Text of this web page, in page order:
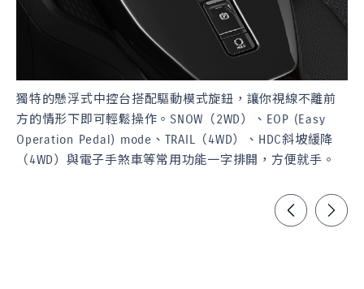
獨特的懸浮式中控台搭配驅動模式旋鈕，讓你視線不離前
方的情形下即可輕鬆操作。SNOW（2WD）、EOP (Easy
Operation Pedal) mode、TRAIL（4WD）、HDC斜坡緩降
（4WD）與電子手煞車等常用功能一字排開，方便就手。